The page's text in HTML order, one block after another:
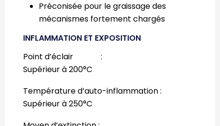
Préconisée pour le graissage des
mécanismes fortement chargés
INFLAMMATION ET EXPOSITION
Point d’éclair :
Supérieur à 200°C
Température d’auto-inflammation :
Supérieur à 250°C